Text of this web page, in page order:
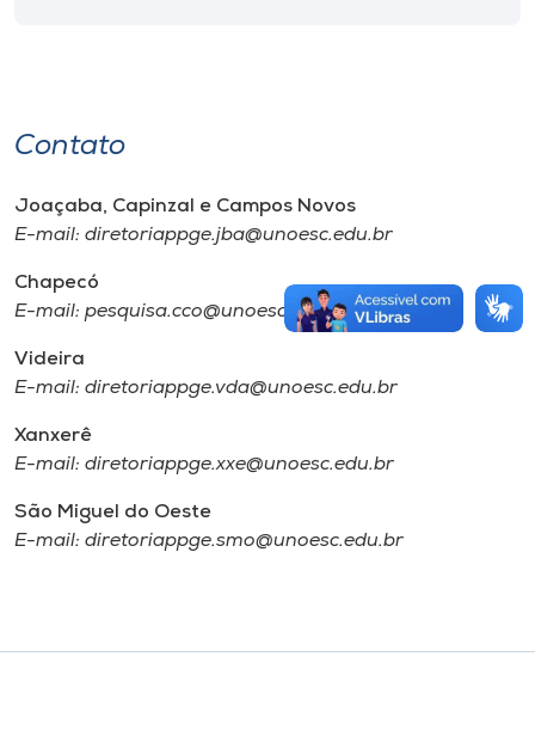
Contato
Joaçaba, Capinzal e Campos Novos
E-mail: diretoriappge.jba@unoesc.edu.br
Chapecó
E-mail: pesquisa.cco@unoesc.edu.br
Videira
E-mail: diretoriappge.vda@unoesc.edu.br
Xanxerê
E-mail: diretoriappge.xxe@unoesc.edu.br
São Miguel do Oeste
E-mail: diretoriappge.smo@unoesc.edu.br